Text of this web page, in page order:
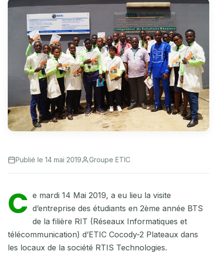
Publié le 14 mai 2019 Groupe ETIC
C e mardi 14 Mai 2019, a eu lieu la visite
d’entreprise des étudiants en 2ème année BTS
de la filière RIT (Réseaux Informatiques et
télécommunication) d’ETIC Cocody-2 Plateaux dans
les locaux de la société RTIS Technologies.